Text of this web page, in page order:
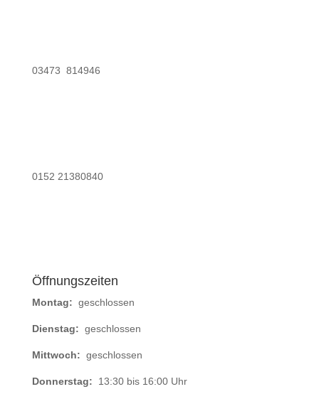
03473 814946
0152 21380840
Öffnungszeiten
Montag: geschlossen
Dienstag: geschlossen
Mittwoch: geschlossen
Donnerstag: 13:30 bis 16:00 Uhr